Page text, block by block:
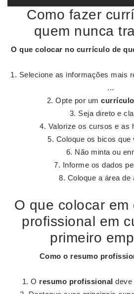
Como fazer
quem nunca
O que colocar no currículo de
Selecione as informações mais
...
Opte por umcurrículo
Seja direto e
Valorize os cursos e as
Coloque os bicos que
Não minta ou
Informe os dados
Coloque a área de
O que colocar em
profissional em
primeiro
Como o resumo
O resumo profissional deve